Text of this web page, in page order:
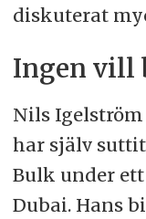
diskuterat
Ingen vill
Nils Igelström
har själv
Bulk under
Dubai. Hans